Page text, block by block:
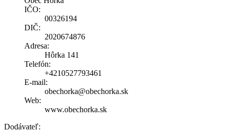
IČO:
00326194
DIČ:
2020674876
Adresa:
Hôrka 141
Telefón:
+4210527793461
E-mail:
obechorka@obechorka.sk
Web:
www.obechorka.sk
Dodávateľ: